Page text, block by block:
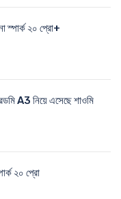
স্পার্ক ২০ প্রো+
A3 নিয়ে এসেছে শাওমি
২০ প্রো